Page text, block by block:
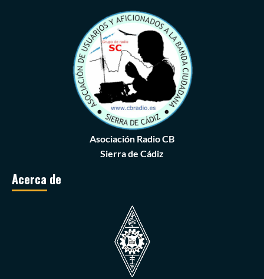
Asociación Radio CB
Sierra de Cádiz
Acerca de